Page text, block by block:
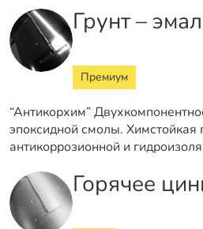
Грунт –
Премиум
“Антикорхим”
эпоксидной смолы. Химстойкая
антикоррозионной и
Горячее